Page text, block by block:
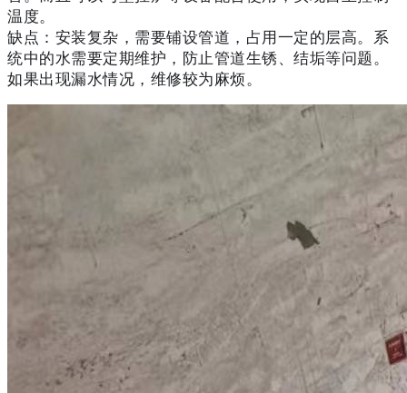
温度。
缺点：安装复杂，需要铺设管道，占用一定的层高。系
统中的水需要定期维护，防止管道生锈、结垢等问题。
如果出现漏水情况，维修较为麻烦。